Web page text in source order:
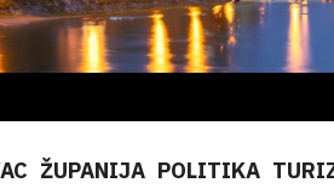
ŽUPANIJA POLITIKA